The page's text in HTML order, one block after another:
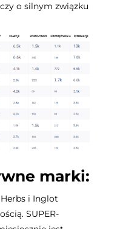
o silnym związku
marki:
Herbs i Inglot
SUPER-